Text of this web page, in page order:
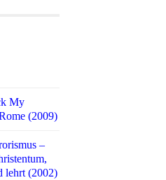
My
(2009)
–
lehrt (2002)